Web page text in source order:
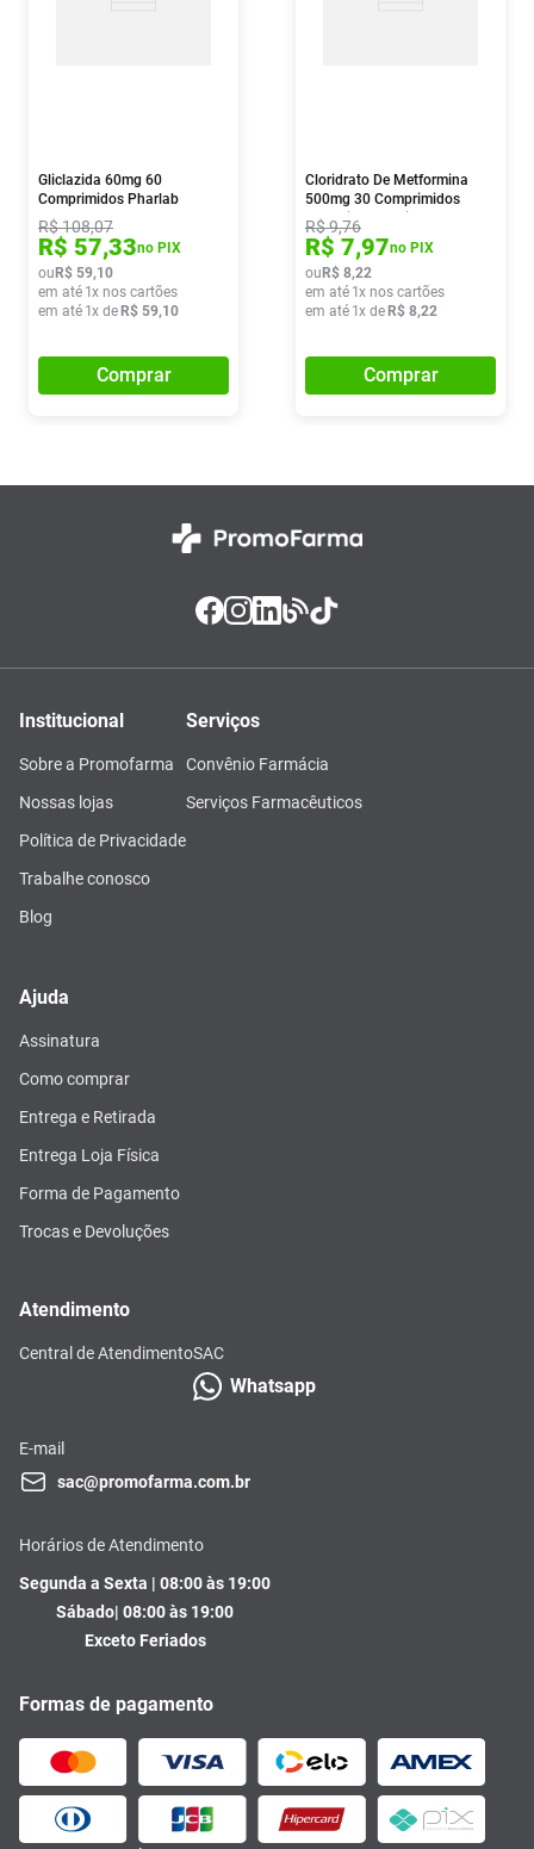
Gliclazida 60mg 60
Comprimidos Pharlab
R$108,07
R$ 57,33no PIX
ou R$ 59,10
em até 1x nos cartões
em até 1x de R$ 59,10
Comprar
Cloridrato De Metformina
500mg 30 Comprimidos
Revestidos Prati
R$9,76
R$ 7,97no PIX
ou R$ 8,22
em até 1x nos cartões
em até 1x de R$ 8,22
Comprar
Institucional
Sobre a Promofarma
Nossas lojas
Política de Privacidade
Trabalhe conosco
Blog
Serviços
Convênio Farmácia
Serviços Farmacêuticos
Ajuda
Assinatura
Como comprar
Entrega e Retirada
Entrega Loja Física
Forma de Pagamento
Trocas e Devoluções
Atendimento
Central de AtendimentoSAC
Whatsapp
E-mail
sac@promofarma.com.br
Horários de Atendimento
Segunda a Sexta | 08:00 às 19:00
Sábado| 08:00 às 19:00
Exceto Feriados
Formas de pagamento